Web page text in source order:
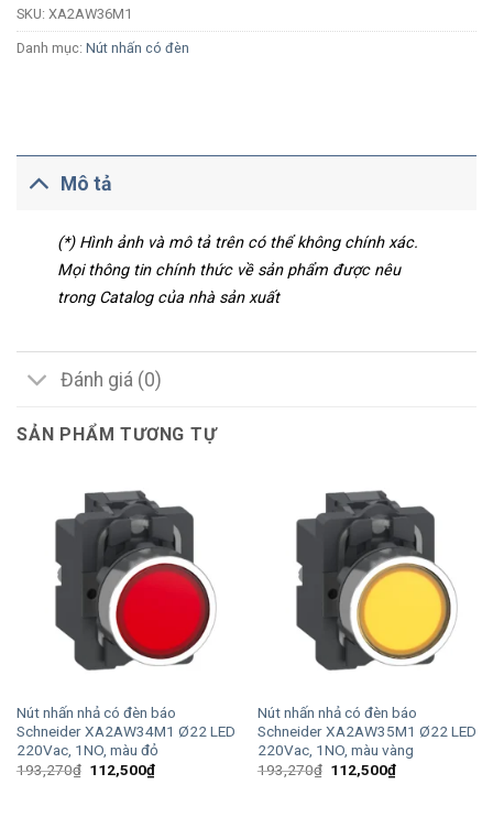
SKU: XA2AW36M1
Danh mục: Nút nhấn có đèn
Mô tả
(*) Hình ảnh và mô tả trên có thể không chính xác.
Mọi thông tin chính thức về sản phẩm được nêu
trong Catalog của nhà sản xuất
Đánh giá (0)
SẢN PHẨM TƯƠNG TỰ
Nút nhấn nhả có đèn báo
Schneider XA2AW34M1 Ø22 LED
220Vac, 1NO, màu đỏ
193,270₫ Giá
112,500₫Giá
hiện
Nút nhấn nhả có đèn báo
Schneider XA2AW35M1 Ø22 LED
220Vac, 1NO, màu vàng
193,270₫ Giá
112,500₫Giá
hiện